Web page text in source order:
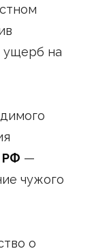
на
РФ —
чужого
о